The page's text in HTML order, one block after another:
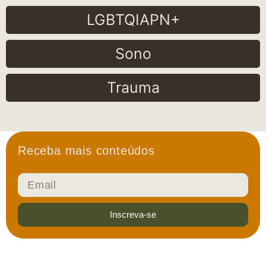
LGBTQIAPN+
Sono
Trauma
Receba mais conteúdos
Inscreva-se